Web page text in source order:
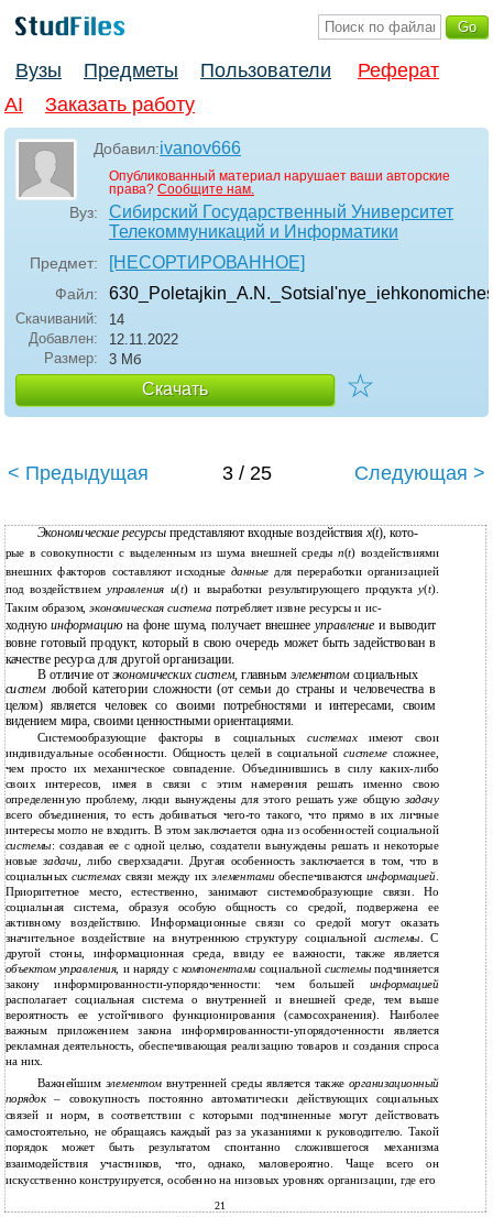
Вузы Предметы Пользователи
Реферат
AI
Заказать работу
Добавил:ivanov666
Опубликованный материал нарушает ваши авторские
права? Сообщите нам.
Вуз:
Сибирский Государственный Университет
Телекоммуникаций и Информатики
Предмет: [НЕСОРТИРОВАННОЕ]
Файл:
Скачиваний:
14
Добавлен:
12.11.2022
Размер:
3 Мб
Скачать ☆
< Предыдущая 3 / 25 Следующая >
Экономические ресурсыпредставляют входные воздействия x(t), кото-
рые в совокупности с выделенным из шума внешней средыn(t) воздействиями
внешних факторов составляют исходные данныедля переработки организацией
под воздействиемуправления u(t) и выработки результирующего продуктаy(t).
Таким образом,экономическая система потребляет извне ресурсы и ис-
ходнуюинформацию на фоне шума, получает внешнееуправлениеи выводит
вовне готовый продукт, который в свою очередь может быть задействован в
качестве ресурса для другой организации.
В отличие от экономических систем, главным элементом социальных
систем любой категории сложности (от семьи до страны и человечества в
целом) является человек со своими потребностями и интересами, своим
видением мира, своими ценностными ориентациями.
Системообразующие факторы в социальныхсистемахимеют свои
индивидуальные особенности. Общность целей в социальнойсистеме сложнее,
чем просто их механическое совпадение. Объединившись в силу каких-либо
своих интересов, имея в связи с этим намерения решать именно свою
определенную проблему, люди вынуждены для этого решать уже общую задачу
всего объединения, то есть добиваться чего-то такого, что прямо в их личные
интересы могло не входить. В этом заключается одна из особенностей социальной
системы: создавая ее с одной целью, создатели вынуждены решать и некоторые
новыезадачи, либо сверхзадачи. Другая особенность заключается в том, что в
социальных системах связи между их элементами обеспечиваются информацией.
Приоритетное место, естественно, занимают системообразующие связи. Но
социальная система, образуя особую общность со средой, подвержена ее
активному воздействию. Информационные связи со средой могут оказать
значительное воздействие на внутреннюю структуру социальной системы. С
другой стоны, информационная среда, ввиду ее важности, также является
объектом управления, и наряду с компонентамисоциальной системыподчиняется
закону информированности-упорядоченности: чем большей информацией
располагает социальная система о внутренней и внешней среде, тем выше
вероятность ее устойчивого функционирования (самосохранения). Наиболее
важным приложением закона информированности-упорядоченности является
рекламная деятельность, обеспечивающая реализацию товаров и создания спроса
на них.
Важнейшим элементом внутренней среды является также организационный
порядок– совокупность постоянно автоматически действующих социальных
связей и норм, в соответствии с которыми подчиненные могут действовать
самостоятельно, не обращаясь каждый раз за указаниями к руководителю. Такой
порядок может быть результатом спонтанно сложившегося механизма
взаимодействия участников, что, однако, маловероятно. Чаще всего он
искусственно конструируется, особенно на низовых уровнях организации, где его
21